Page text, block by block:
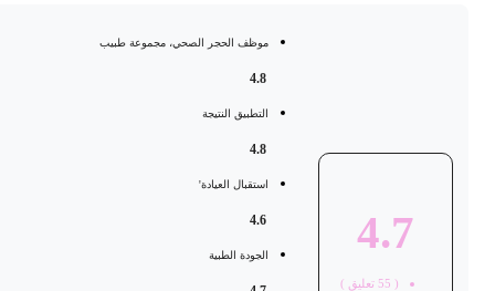
4.7
55 تعليق )
موظف الحجر الصحي، مجموعة طبيب
التطبيق النتيجة
استقبال العيادة'
الجودة الطبية